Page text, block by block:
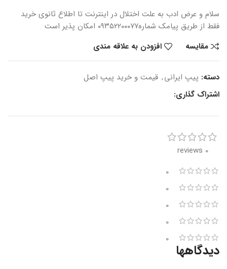
سلام و عرض ادب به علت اختلال در اینترنت تا اطلاع ثانوی خرید
فقط از طریق پیامک شماره۰۹۳۵۲۲۰۰۰۷۷ امکان پذیر است
مقایسه
افزودن به علاقه مندی
دسته: پیپ ایرانی, قیمت و خرید پیپ اصل
اشتراک گذاری:
0 reviews
0
0
0
0
0
دیدگاهها